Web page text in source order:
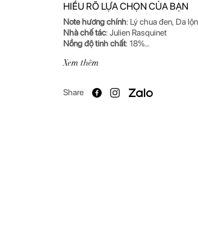
HIỂU RÕ LỰA CHỌN CỦA BẠN
Note hương chính
Nhà chế tác
Nồng độ tinh chất
ngọt ngào cùng hương cay, đắng,
nhẹ nhàng, ngọt ngào như ký ức
Xem thêm
Share